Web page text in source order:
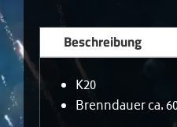
Beschreibung
K20
Brenndauer ca.